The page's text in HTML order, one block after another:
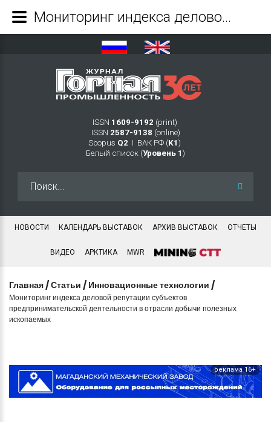
ISSN 1609-9192 (print)
ISSN 2587-9138 (online)
Scopus Q2 Ι ВАК РФ (K1 )
Белый список (Уровень 1 )
НОВОСТИ КАЛЕНДАРЬ ВЫСТАВОК АРХИВ ВЫСТАВОК ОТЧЕТЫ
ВИДЕО АРКТИКА MWR
Главная /Статьи / Инновационные технологии /
Мониторинг индекса деловой репутации субъектов
предпринимательской деятельности в отрасли добычи полезных
ископаемых
реклама 16+
Мониторинг индекса деловой репутации субъектов предпринимательской деятельности в отрасли добычи полезных ископаемых - Журнал Горная промышленность